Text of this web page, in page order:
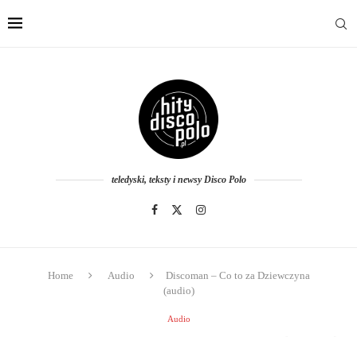
teledyski, teksty i newsy Disco Polo
Home Audio
Discoman – Co to za Dziewczyna
(audio)
Audio